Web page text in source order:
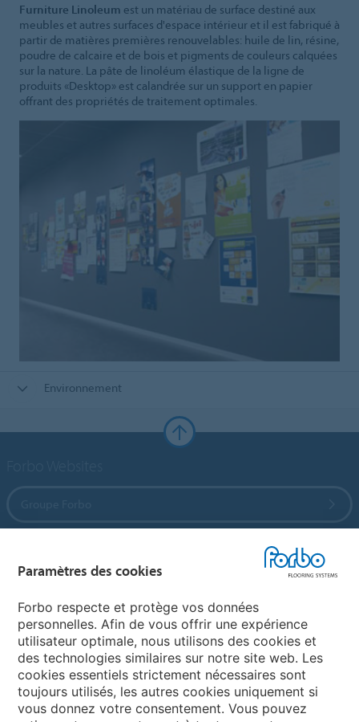
Furniture Linoleum est un matériau de surface destiné aux
meubles et autres surfaces d'espace intérieur et il est fabriqué à
partir de matières premières renouvelables: huile de lin, résine,
poudre de calcaire et de bois et pigments de couleurs calquées
sur la nature. La pâte de linoléum élastique de la ligne de
produits «Desktop» est calandrée sur un support en papier
offrant des propriétés de traitement optimales.
Environnement
Selectionnez un pays
Sélectionnez votre pays
Paramètres des cookies
Forbo respecte et protège vos données
personnelles. Afin de vous offrir une expérience
utilisateur optimale, nous utilisons des cookies et
des technologies similaires sur notre site web. Les
cookies essentiels strictement nécessaires sont
toujours utilisés, les autres cookies uniquement si
vous donnez votre consentement. Vous pouvez